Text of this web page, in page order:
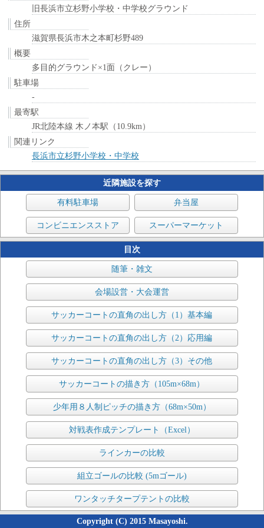
旧長浜市立杉野小学校・中学校グラウンド
住所
滋賀県長浜市木之本町杉野489
概要
多目的グラウンド×1面（クレー）
駐車場
-
最寄駅
JR北陸本線 木ノ本駅（10.9km）
関連リンク
長浜市立杉野小学校・中学校
近隣施設を探す
有料駐車場 弁当屋
コンビニエンスストア スーパーマーケット
目次
随筆・雑文
会場設営・大会運営
サッカーコートの直角の出し方（1）基本編
サッカーコートの直角の出し方（2）応用編
サッカーコートの直角の出し方（3）その他
サッカーコートの描き方（105m×68m）
少年用８人制ピッチの描き方（68m×50m）
対戦表作成テンプレート（Excel）
ラインカーの比較
組立ゴールの比較 (5mゴール)
ワンタッチタープテントの比較
Copyright (C) 2015 Masayoshi.